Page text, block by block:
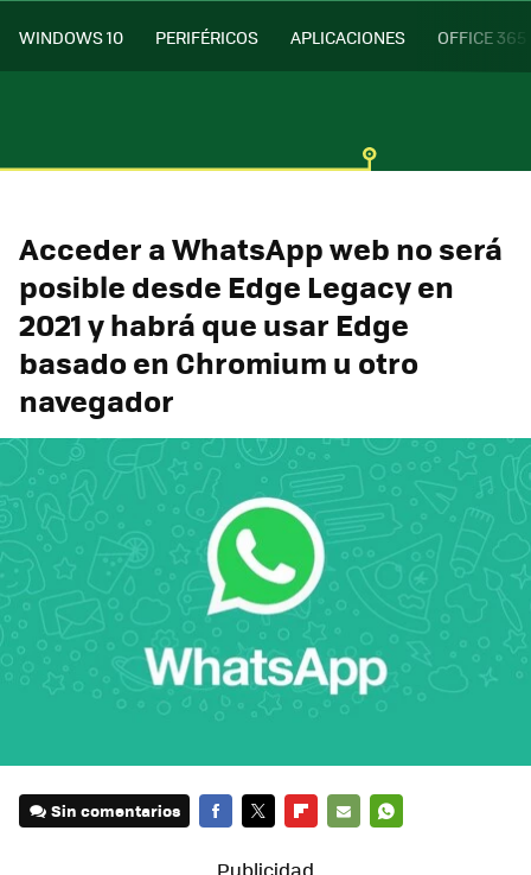
WINDOWS 10 PERIFÉRICOS APLICACIONES OFFICE 365
Acceder a WhatsApp web no será
posible desde Edge Legacy en
2021 y habrá que usar Edge
basado en Chromium u otro
navegador
Sin comentarios